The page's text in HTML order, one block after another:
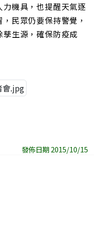
機具，也提醒天氣逐
民眾仍要保持警覺，
生源，確保防疫成
發佈日期 2015/10/15